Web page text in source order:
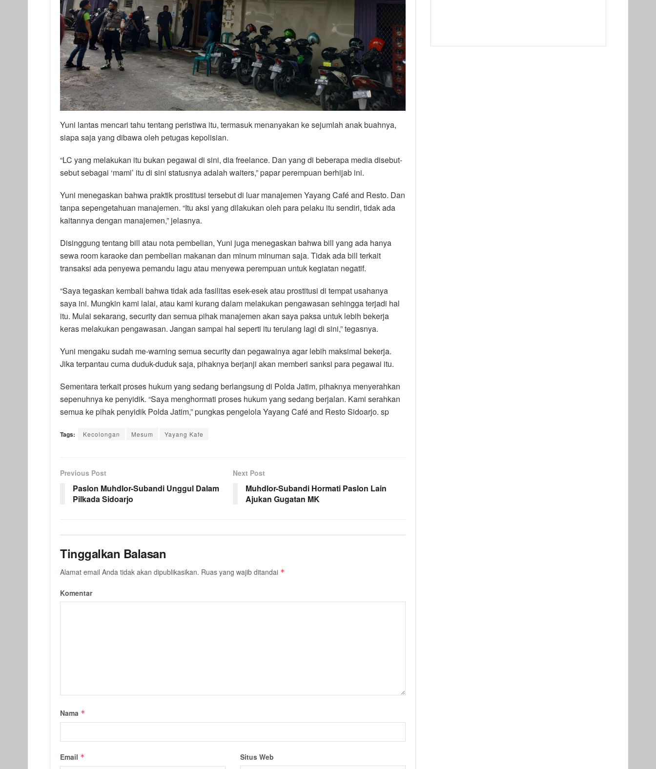
Yuni lantas mencari tahu tentang peristiwa itu, termasuk menanyakan ke sejumlah anak buahnya,
siapa saja yang dibawa oleh petugas kepolisian.
“LC yang melakukan itu bukan pegawai di sini, dia freelance. Dan yang di beberapa media disebut-
sebut sebagai ‘mami’ itu di sini statusnya adalah waiters,” papar perempuan berhijab ini.
Yuni menegaskan bahwa praktik prostitusi tersebut di luar manajemen Yayang Café and Resto. Dan
tanpa sepengetahuan manajemen. “Itu aksi yang dilakukan oleh para pelaku itu sendiri, tidak ada
kaitannya dengan manajemen,” jelasnya.
Disinggung tentang bill atau nota pembelian, Yuni juga menegaskan bahwa bill yang ada hanya
sewa room karaoke dan pembelian makanan dan minum minuman saja. Tidak ada bill terkait
transaksi ada penyewa pemandu lagu atau menyewa perempuan untuk kegiatan negatif.
“Saya tegaskan kembali bahwa tidak ada fasilitas esek-esek atau prostitusi di tempat usahanya
saya ini. Mungkin kami lalai, atau kami kurang dalam melakukan pengawasan sehingga terjadi hal
itu. Mulai sekarang, security dan semua pihak manajemen akan saya paksa untuk lebih bekerja
keras melakukan pengawasan. Jangan sampai hal seperti itu terulang lagi di sini,” tegasnya.
Yuni mengaku sudah me-warning semua security dan pegawainya agar lebih maksimal bekerja.
Jika terpantau cuma duduk-duduk saja, pihaknya berjanji akan memberi sanksi para pegawai itu.
Sementara terkait proses hukum yang sedang berlangsung di Polda Jatim, pihaknya menyerahkan
sepenuhnya ke penyidik. “Saya menghormati proses hukum yang sedang berjalan. Kami serahkan
semua ke pihak penyidik Polda Jatim,” pungkas pengelola Yayang Café and Resto Sidoarjo. sp
Tags: Kecolongan Mesum Yayang Kafe
Previous Post
Paslon Muhdlor-Subandi Unggul Dalam
Pilkada Sidoarjo
Next Post
Muhdlor-Subandi Hormati Paslon Lain
Ajukan Gugatan MK
Tinggalkan Balasan
Alamat email Anda tidak akan dipublikasikan. Ruas yang wajib ditandai *
Komentar
Nama *
Email * Situs Web